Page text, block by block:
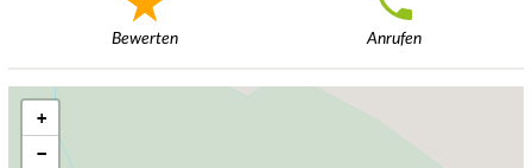
Bewerten Anrufen
+
−